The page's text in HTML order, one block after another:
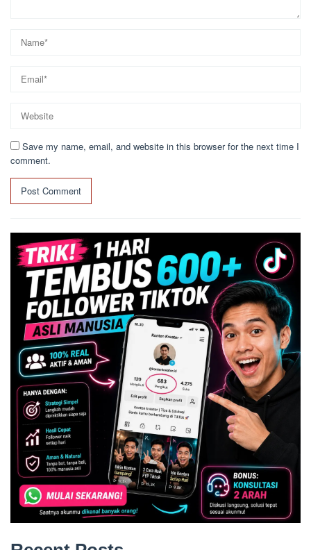
Save my name, email, and website in this browser for the next time I
comment.